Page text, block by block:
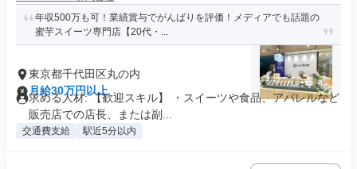
年収500万も可！業績賞与でがんばりを評価！メディアでも話題の
蜜芋スイーツ専門店【20代・...
東京都千代田区丸の内
月給30万円以上
求める人材: 【歓迎スキル】 ・スイーツや食品、アパレルなど
販売店での店長、または副...
交通費支給 駅近5分以内